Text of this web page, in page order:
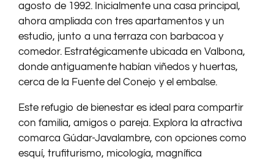
agosto de 1992. Inicialmente una casa principal,
ahora ampliada con tres apartamentos y un
estudio, junto a una terraza con barbacoa y
comedor. Estratégicamente ubicada en Valbona,
donde antiguamente habían viñedos y huertas,
cerca de la Fuente del Conejo y el embalse.
Este refugio de bienestar es ideal para compartir
con familia, amigos o pareja. Explora la atractiva
comarca Gúdar-Javalambre, con opciones como
esquí, trufiturismo, micología, magnífica